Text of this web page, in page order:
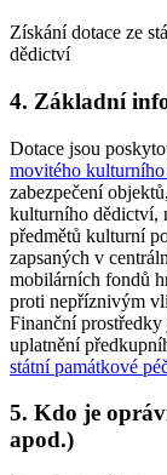
Získání dotace ze
dědictví
4. Základní
Dotace jsou
movitého
zabezpečení
kulturního dědictví,
předmětů kulturní
zapsaných v
mobilárních fondů
proti nepříznivým
Finanční
uplatnění
státní památkové
5. Kdo je
apod.)